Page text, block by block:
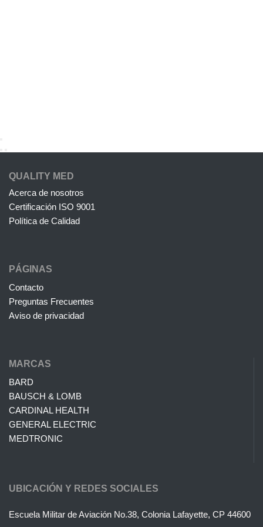
QUALITY MED
Acerca de nosotros
Certificación ISO 9001
Política de Calidad
PÁGINAS
Contacto
Preguntas Frecuentes
Aviso de privacidad
MARCAS
BARD
BAUSCH & LOMB
CARDINAL HEALTH
GENERAL ELECTRIC
MEDTRONIC
UBICACIÓN Y REDES SOCIALES
Escuela Militar de Aviación No.38, Colonia Lafayette, CP 44600